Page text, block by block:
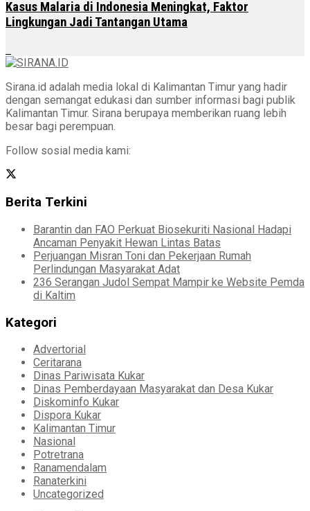
Kasus Malaria di Indonesia Meningkat, Faktor
Lingkungan Jadi Tantangan Utama
Sirana.id adalah media lokal di Kalimantan Timur yang hadir
dengan semangat edukasi dan sumber informasi bagi publik
Kalimantan Timur. Sirana berupaya memberikan ruang lebih
besar bagi perempuan.
Follow sosial media kami:
Berita Terkini
Barantin dan FAO Perkuat Biosekuriti Nasional Hadapi
Ancaman Penyakit Hewan Lintas Batas
Perjuangan Misran Toni dan Pekerjaan Rumah
Perlindungan Masyarakat Adat
236 Serangan Judol Sempat Mampir ke Website Pemda
di Kaltim
Kategori
Advertorial
Ceritarana
Dinas Pariwisata Kukar
Dinas Pemberdayaan Masyarakat dan Desa Kukar
Diskominfo Kukar
Dispora Kukar
Kalimantan Timur
Nasional
Potretrana
Ranamendalam
Ranaterkini
Uncategorized